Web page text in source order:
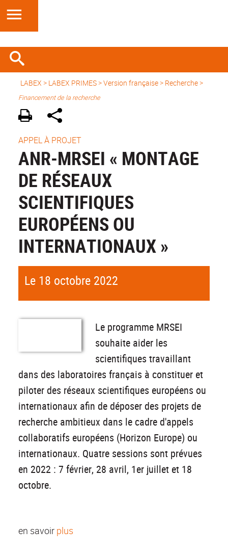
LABEX > LABEX PRIMES>Version française> Recherche >
Financement de la recherche
APPEL À PROJET
ANR-MRSEI « MONTAGE
DE RÉSEAUX
SCIENTIFIQUES
EUROPÉENS OU
INTERNATIONAUX »
Le 18 octobre 2022
Le programme MRSEI
souhaite aider les
scientifiques travaillant
dans des laboratoires français à constituer et
piloter des réseaux scientifiques européens ou
internationaux afin de déposer des projets de
recherche ambitieux dans le cadre d'appels
collaboratifs européens (Horizon Europe) ou
internationaux. Quatre sessions sont prévues
en 2022 : 7 février, 28 avril, 1er juillet et 18
octobre.
en savoir plus